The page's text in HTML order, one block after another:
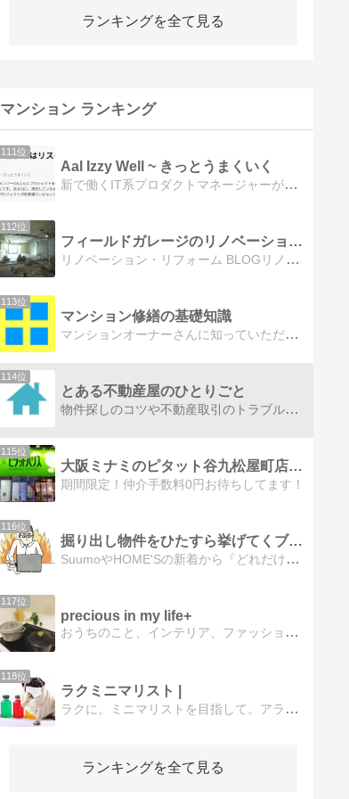
ランキングを全て見る
マンション ランキング
111位
Aal Izzy Well ~ きっとうまくいく
新で働くIT系プロダクトマネージャーが語る会社員の働き方・生き方。マンション庭改造、仕事や暮らしに役立つアイテムなど。
112位
フィールドガレージのリノベーションブログ
リノベーション・リフォーム BLOGリノベーション会社フィールドガレージ 現場写真/施工写真
113位
マンション修繕の基礎知識
マンションオーナーさんに知っていただきたい修繕のいろいろを書かせていただきます。
114位
とある不動産屋のひとりごと
物件探しのコツや不動産取引のトラブル防止法など、色々お役に立ちそうなものをアップしていきます！
115位
大阪ミナミのピタット谷九松屋町店ブログ
期間限定！仲介手数料0円お待ちしてます！
116位
掘り出し物件をひたすら挙げてくブログ。
SuumoやHOME'Sの新着から『どれだけ相場より安くお得な中古マンションか？』だけに絞った掘り出し物件を見つけていきます。業者ではなく個人の趣味です。
117位
precious in my life+
おうちのこと、インテリア、ファッション、北欧の食器、アジアの雑貨、旅行+宅地建物取引士として、かしこいマンションの購入術や賃貸について
118位
ラクミニマリスト |
ラクに。ミニマリストを目指して。アラフォー4人家族の主婦ブログです。
ランキングを全て見る